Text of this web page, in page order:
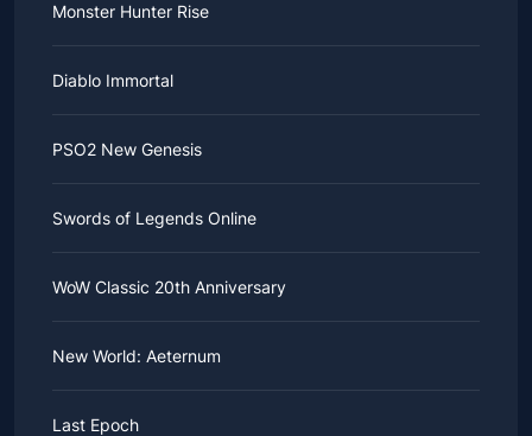
Monster Hunter Rise
Diablo Immortal
PSO2 New Genesis
Swords of Legends Online
WoW Classic 20th Anniversary
New World: Aeternum
Last Epoch